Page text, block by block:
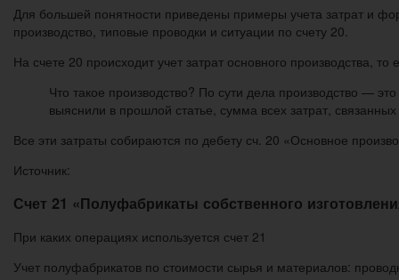
Для большей понятности приведены примеры учета затрат и
производство, типовые проводки и ситуации по счету 20.
На счете 20 происходит учет затрат основного производства,
Что такое производство? По сути дела производство —
выяснили в прошлой статье, сумма всех затрат,
Все эти затраты собираются по дебету сч. 20 «Основное
Источник:
Счет 21 «Полуфабрикаты собственного
При каких операциях используется счет 21
Учет полуфабрикатов по стоимости сырья и материалов: